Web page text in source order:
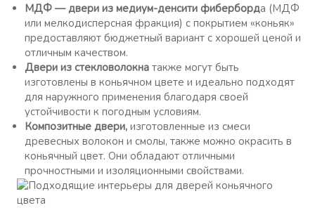
МДФ — двери из медиум-денсити фиберборда (МДФ
или мелкодисперсная фракция) с покрытием «коньяк»
предоставляют бюджетный вариант с хорошей ценой и
отличным качеством.
Двери из стекловолокна также могут быть
изготовлены в коньячном цвете и идеально подходят
для наружного применения благодаря своей
устойчивости к погодным условиям.
Композитные двери, изготовленные из смеси
древесных волокон и смолы, также можно окрасить в
коньячный цвет. Они обладают отличными
прочностными и изоляционными свойствами.